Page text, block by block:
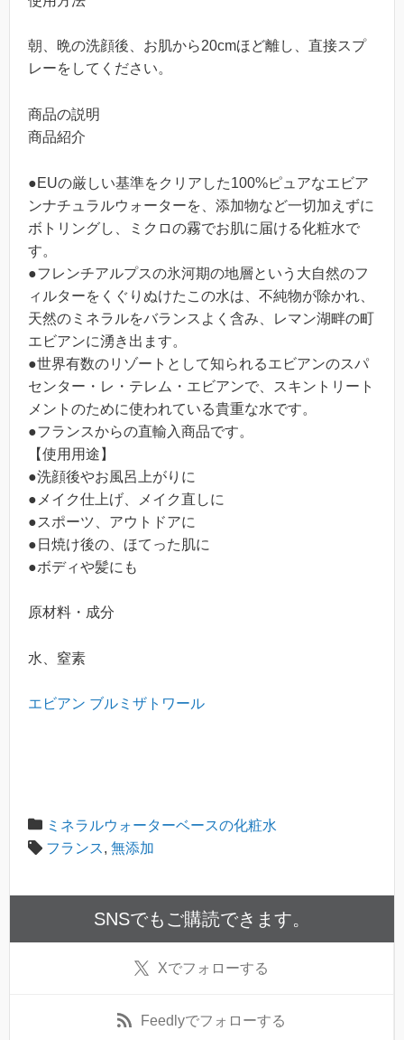
朝、晩の洗顔後、お肌から20cmほど離し、直接スプ
レーをしてください。
商品の説明
商品紹介
●EUの厳しい基準をクリアした100%ピュアなエビア
ンナチュラルウォーターを、添加物など一切加えずに
ボトリングし、ミクロの霧でお肌に届ける化粧水で
す。
●フレンチアルプスの氷河期の地層という大自然のフ
ィルターをくぐりぬけたこの水は、不純物が除かれ、
天然のミネラルをバランスよく含み、レマン湖畔の町
エビアンに湧き出ます。
●世界有数のリゾートとして知られるエビアンのスパ
センター・レ・テレム・エビアンで、スキントリート
メントのために使われている貴重な水です。
●フランスからの直輸入商品です。
【使用用途】
●洗顔後やお風呂上がりに
●メイク仕上げ、メイク直しに
●スポーツ、アウトドアに
●日焼け後の、ほてった肌に
●ボディや髪にも
原材料・成分
水、窒素
エビアン ブルミザトワール
ミネラルウォーターベースの化粧水
フランス, 無添加
SNSでもご購読できます。
Xでフォローする
Feedlyでフォローする